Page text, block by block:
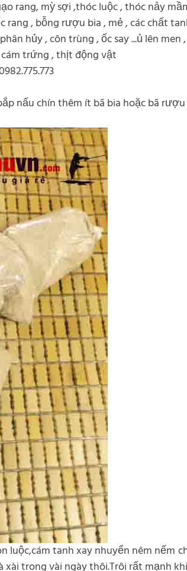
rang, mỳ sợi ,thóc luộc , thóc nảy
rang , bỗng rượu bia , mẻ , các chất
hủy , côn trùng , ốc say ...ủ lên men
cám trứng , thịt động vật
nấu chín thêm ít bã bia hoặc bã
luộc,cám tanh xay nhuyển nêm
trong vài ngày thôi.Trôi rất mạnh